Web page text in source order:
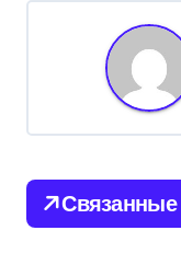
о Связанные